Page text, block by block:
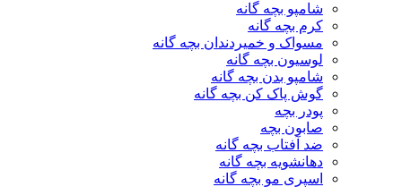
شامپو بچه گانه
کرم بچه گانه
مسواک و خمیردندان بچه گانه
لوسیون بچه گانه
شامپو بدن بچه گانه
گوش پاک کن بچه گانه
پودر بچه
صابون بچه
ضد آفتاب بچه گانه
دهانشویه بچه گانه
اسپری مو بچه گانه